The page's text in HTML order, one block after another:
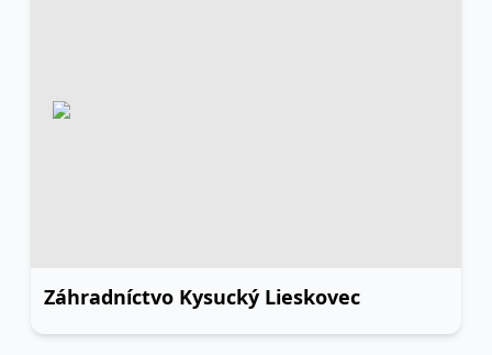
Záhradníctvo Kysucký Lieskovec